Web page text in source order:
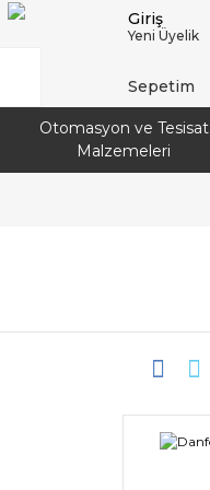
Giriş
Yeni Üyelik
Sepetim
Otomasyon ve Tesisat
Malzemeleri